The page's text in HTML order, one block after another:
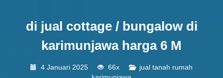
di jual cottage / bungalow di
karimunjawa harga 6 M
4 Januari 2025 66x
jual tanah rumah